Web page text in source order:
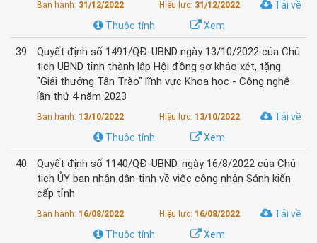
Ban hành: 31/12/2022 Hiệu lực: 31/12/2022
Tải về
Xem
Thuộc tính
39
Quyết định số 1491/QĐ-UBND ngày 13/10/2022 của Chủ
tịch UBND tỉnh thành lập Hội đồng sơ khảo xét, tặng
"Giải thưởng Tân Trào" lĩnh vực Khoa học - Công nghệ
lần thứ 4 năm 2023
Ban hành: 13/10/2022 Hiệu lực: 13/10/2022
Tải về
Xem
Thuộc tính
40
Quyết định số 1140/QĐ-UBND. ngày 16/8/2022 của Chủ
tịch ỦY ban nhân dân tỉnh về việc công nhận Sánh kiến
cấp tỉnh
Ban hành: 16/08/2022 Hiệu lực: 16/08/2022
Tải về
Xem
Thuộc tính